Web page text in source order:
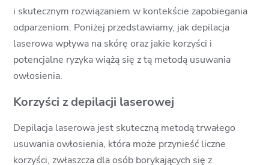
i skutecznym rozwiązaniem w kontekście zapobiegania
odparzeniom. Poniżej przedstawiamy, jak depilacja
laserowa wpływa na skórę oraz jakie korzyści i
potencjalne ryzyka wiążą się z tą metodą usuwania
owłosienia.
Korzyści z depilacji laserowej
Depilacja laserowa jest skuteczną metodą trwałego
usuwania owłosienia, która może przynieść liczne
korzyści, zwłaszcza dla osób borykających się z